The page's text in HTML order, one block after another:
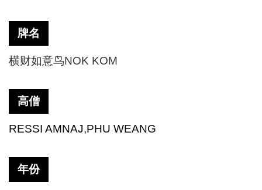
牌名
横财如意鸟NOK KOM
高僧
RESSI AMNAJ,PHU WEANG
年份